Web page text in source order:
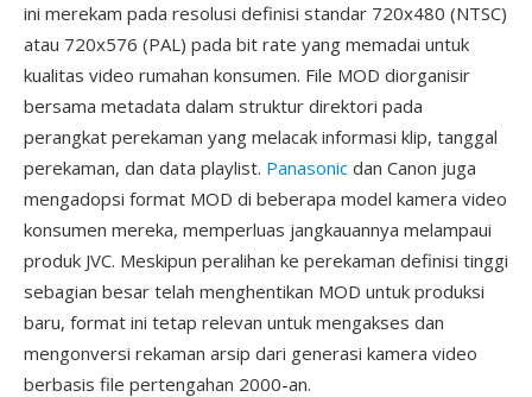
ini merekam pada resolusi definisi standar 720x480 (NTSC)
atau 720x576 (PAL) pada bit rate yang memadai untuk
kualitas video rumahan konsumen. File MOD diorganisir
bersama metadata dalam struktur direktori pada
perangkat perekaman yang melacak informasi klip, tanggal
perekaman, dan data playlist. Panasonic dan Canon juga
mengadopsi format MOD di beberapa model kamera video
konsumen mereka, memperluas jangkauannya melampaui
produk JVC. Meskipun peralihan ke perekaman definisi tinggi
sebagian besar telah menghentikan MOD untuk produksi
baru, format ini tetap relevan untuk mengakses dan
mengonversi rekaman arsip dari generasi kamera video
berbasis file pertengahan 2000-an.